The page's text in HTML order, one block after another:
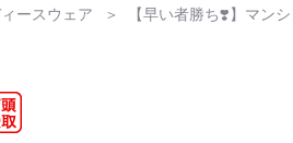
ースウェア 【早い者勝ち❣️】マン